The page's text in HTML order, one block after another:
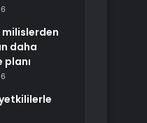
daha
planı